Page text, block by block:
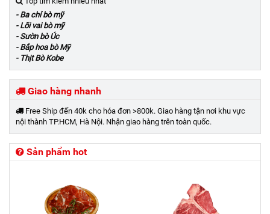
- Ba chỉ bò mỹ
- Lõi vai bò mỹ
- Sườn bò Úc
- Bắp hoa bò Mỹ
- Thịt Bò Kobe
Giao hàng nhanh
Free Ship đến 40k cho hóa đơn >800k. Giao hàng tận nơi khu vực
nội thành TP.HCM, Hà Nội. Nhận giao hàng trên toàn quốc.
Sản phẩm hot